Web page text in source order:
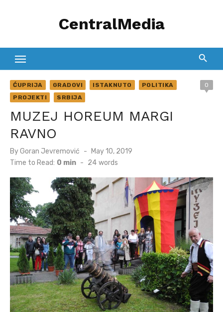
CentralMedia
ĆUPRIJA GRADOVI ISTAKNUTO
POLITIKA
PROJEKTI
SRBIJA
0
MUZEJ HOREUM MARGI
RAVNO
ByGoran Jevremović
Posted
on
May 10, 2019
Time to Read: 0 min - 24 words